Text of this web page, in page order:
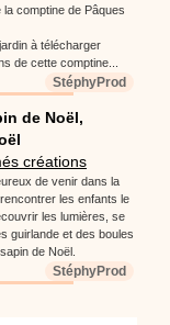
comptine de Pâques
à télécharger
de cette comptine...
StéphyProd
de Noël,
créations
de venir dans la
les enfants le
les lumières, se
guirlande et des boules
de Noël.
StéphyProd